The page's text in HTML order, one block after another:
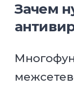
Зачем